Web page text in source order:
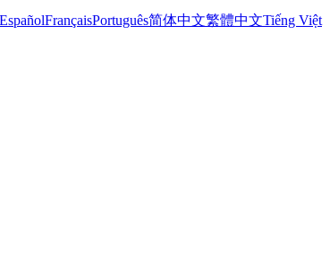
EspañolFrançaisPortuguês简体中文繁體中文Tiếng Việt